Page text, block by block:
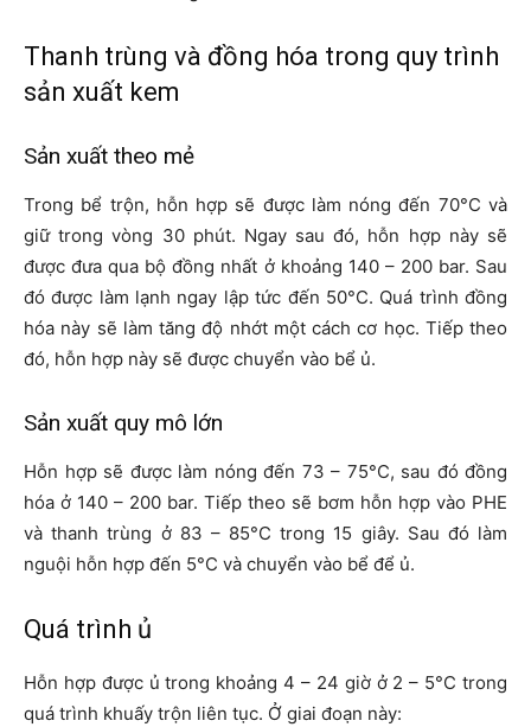
Thanh trùng và đồng hóa trong quy trình
sản xuất kem
Sản xuất theo mẻ
Trong bể trộn, hỗn hợp sẽ được làm nóng đến 70°C và
giữ trong vòng 30 phút. Ngay sau đó, hỗn hợp này sẽ
được đưa qua bộ đồng nhất ở khoảng 140 – 200 bar. Sau
đó được làm lạnh ngay lập tức đến 50°C. Quá trình đồng
hóa này sẽ làm tăng độ nhớt một cách cơ học. Tiếp theo
đó, hỗn hợp này sẽ được chuyển vào bể ủ.
Sản xuất quy mô lớn
Hỗn hợp sẽ được làm nóng đến 73 – 75°C, sau đó đồng
hóa ở 140 – 200 bar. Tiếp theo sẽ bơm hỗn hợp vào PHE
và thanh trùng ở 83 – 85°C trong 15 giây. Sau đó làm
nguội hỗn hợp đến 5°C và chuyển vào bể để ủ.
Quá trình ủ
Hỗn hợp được ủ trong khoảng 4 – 24 giờ ở 2 – 5°C trong
quá trình khuấy trộn liên tục. Ở giai đoạn này: